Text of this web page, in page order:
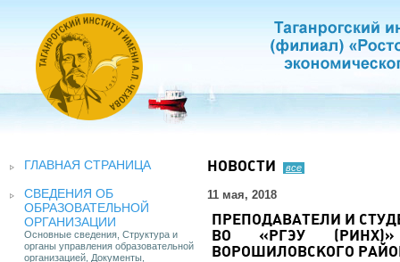
ГЛАВНАЯ СТРАНИЦА
СВЕДЕНИЯ ОБ
ОБРАЗОВАТЕЛЬНОЙ
ОРГАНИЗАЦИИ
Основные сведения, Структура и
органы управления образовательной
организацией, Документы,
НОВОСТИ все
11 мая, 2018
ПРЕПОДАВАТЕЛИ И
ВО «РГЭУ (РИНХ)»
ВОРОШИЛОВСКОГО